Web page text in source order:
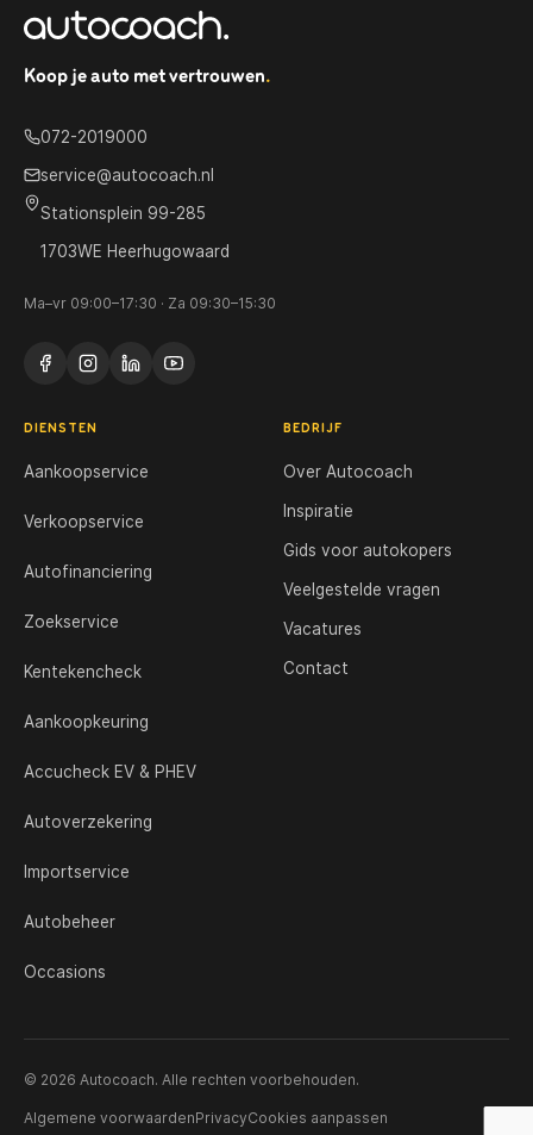
Koop je auto met vertrouwen.
072-2019000
service@autocoach.nl
Stationsplein 99-285
1703WE Heerhugowaard
Ma–vr 09:00–17:30 · Za 09:30–15:30
DIENSTEN
Aankoopservice
Verkoopservice
Autofinanciering
Zoekservice
Kentekencheck
Aankoopkeuring
Accucheck EV & PHEV
Autoverzekering
Importservice
Autobeheer
Occasions
BEDRIJF
Over Autocoach
Inspiratie
Gids voor autokopers
Veelgestelde vragen
Vacatures
Contact
© 2026 Autocoach. Alle rechten voorbehouden.
Algemene voorwaardenPrivacyCookies aanpassen